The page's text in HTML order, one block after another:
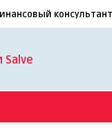
консультант
Salve